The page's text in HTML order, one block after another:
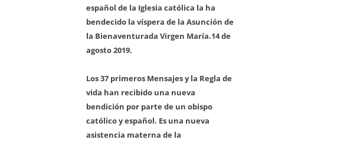
español de la Iglesia católica la ha
bendecido la víspera de la Asunción de
la Bienaventurada Virgen María.14 de
agosto 2019.
Los 37 primeros Mensajes y la Regla de
vida han recibido una nueva
bendición por parte de un obispo
católico y español. Es una nueva
asistencia materna de la